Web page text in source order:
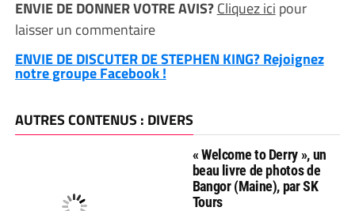
ENVIE DE DONNER VOTRE AVIS?Cliquez ici pour
laisser un commentaire
ENVIE DE DISCUTER DE STEPHEN KING? Rejoignez
notre groupe Facebook !
AUTRES CONTENUS : DIVERS
« Welcome to Derry », un
beau livre de photos de
Bangor (Maine), par SK
Tours